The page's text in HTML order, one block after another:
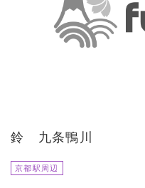
鈴 九条鴨川
京都駅周辺